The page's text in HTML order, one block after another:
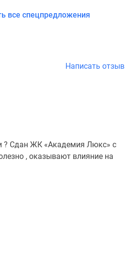
все спецпредложения
Написать отзыв
? Сдан ЖК «Академия Люкс» с
, оказывают влияние на